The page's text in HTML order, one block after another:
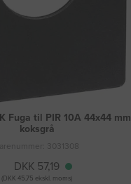
Fuga til PIR 10A 44x44 mm
koksgrå
3031308
DKK 57,19
(DKK 45,75 ekskl. moms)